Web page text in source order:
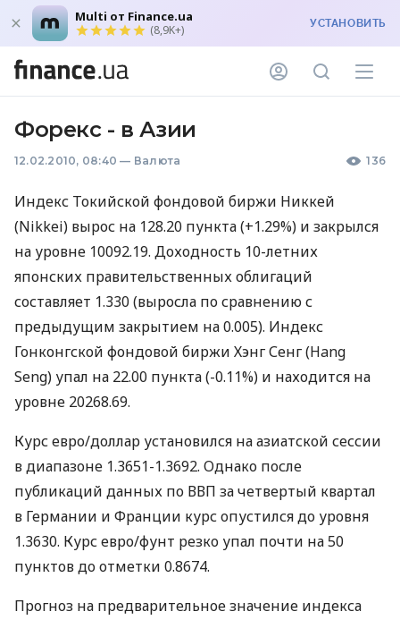
Multi от Finance.ua
(8,9K+) УСТАНОВИТЬ
Форекс - в Азии
12.02.2010, 08:40 — Валюта 136
Индекс Токийской фондовой биржи Никкей
(Nikkei) вырос на 128.20 пункта (+1.29%) и закрылся
на уровне 10092.19. Доходность 10-летних
японских правительственных облигаций
составляет 1.330 (выросла по сравнению с
предыдущим закрытием на 0.005). Индекс
Гонконгской фондовой биржи Хэнг Сенг (Hang
Seng) упал на 22.00 пункта (-0.11%) и находится на
уровне 20268.69.
Курс евро/доллар установился на азиатской сессии
в диапазоне 1.3651-1.3692. Однако после
публикаций данных по ВВП за четвертый квартал
в Германии и Франции курс опустился до уровня
1.3630. Курс евро/фунт резко упал почти на 50
пунктов до отметки 0.8674.
Прогноз на предварительное значение индекса